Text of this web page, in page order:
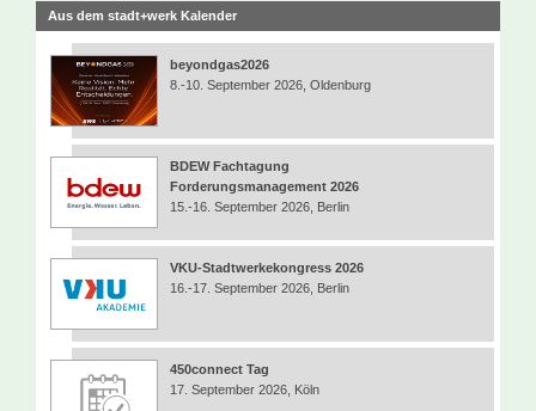
Aus dem stadt+werk Kalender
beyondgas2026
8.-10. September 2026, Oldenburg
BDEW Fachtagung
Forderungsmanagement 2026
15.-16. September 2026, Berlin
VKU-Stadtwerkekongress 2026
16.-17. September 2026, Berlin
450connect Tag
17. September 2026, Köln